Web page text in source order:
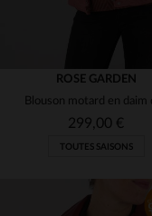
(2)
(1)
(3)
ROSE GARDEN
299,00 €
TOUTES SAISONS